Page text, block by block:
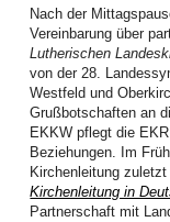
Angestellten des LK
mit. 63 Kinder nahmen
zudem wurde in der
Das soziale Projekt
eine Rekordkollekte dar.
Gemeindeleben.
informiert zu beten und
Mitte März organisierten
und Vorstandswahlen.
Hermannstadt
Nach der
Vereinbarung über
Lutherischen
von der 28.
Westfeld und
Grußbotschaften an
EKKW pflegt die
Beziehungen. Im
Kirchenleitung
Kirchenleitung in
Partnerschaft mit